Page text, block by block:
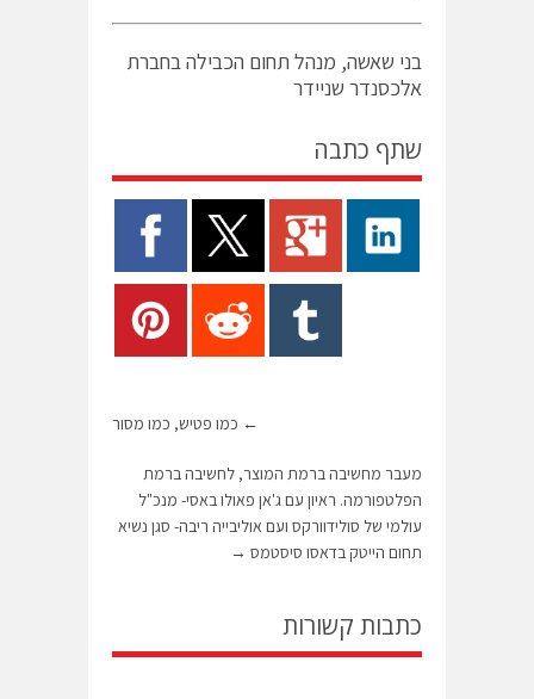
בני שאשה, מנהל תחום הכבילה בחברת
אלכסנדר שניידר
שתף כתבה
← כמו פטיש, כמו מסור
מעבר מחשיבה ברמת המוצר, לחשיבה ברמת
הפלטפורמה. ראיון עם ג'אן פאולו באסי- מנכ"ל
עולמי של סולידוורקס ועם אוליבייה ריבה- סגן נשיא
תחום הייטק בדאסו סיסטמס →
כתבות קשורות